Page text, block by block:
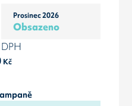
Prosinec 2026
Obsazeno
Kč